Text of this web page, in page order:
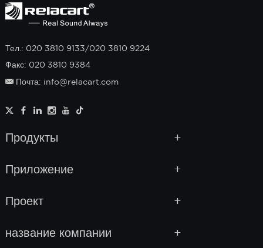
Тел.: 020 3810 9133/020 3810 9224
Факс: 020 3810 9384
Почта: info@relacart.com
Продукты
Приложение
Проект
название компании